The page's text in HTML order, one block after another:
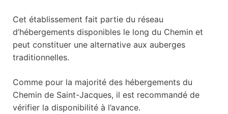
Cet établissement fait partie du réseau
d’hébergements disponibles le long du Chemin et
peut constituer une alternative aux auberges
traditionnelles.
Comme pour la majorité des hébergements du
Chemin de Saint-Jacques, il est recommandé de
vérifier la disponibilité à l’avance.